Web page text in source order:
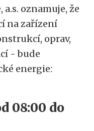
oznamuje, že
na zařízení
oprav,
- bude
energie:
08:00 do